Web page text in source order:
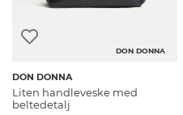
DON DONNA
DON DONNA
Liten handleveske med
beltedetalj